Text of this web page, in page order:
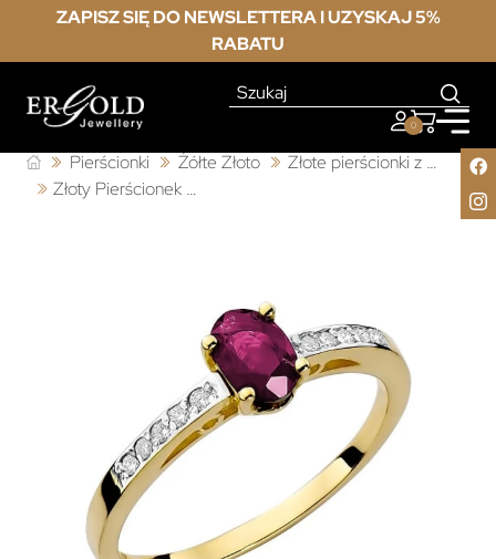
ZAPISZ SIĘ DO NEWSLETTERA I UZYSKAJ 5%
RABATU
0
Pierścionki Żółte Złoto
Złote pierścionki z rubinem
Złoty Pierścionek 585 z diamentem rubin 0,60ct